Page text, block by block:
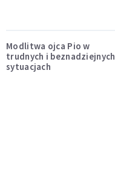
Modlitwa ojca Pio w
trudnych i beznadziejnych
sytuacjach